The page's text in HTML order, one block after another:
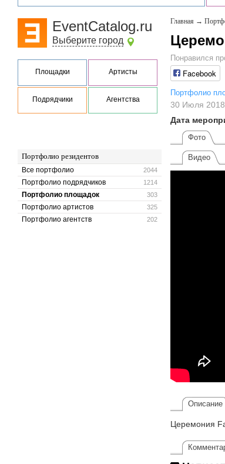
EventCatalog.ru
Выберите город
Площадки Артисты
Подрядчики Агентства
Портфолио резидентов
2044
Все портфолио
1214
Портфолио подрядчиков
303
Портфолио площадок
325
Портфолио артистов
202
Портфолио агентств
Главная →
Понравился
Facebook
Портфолио
30 Июля 2018
Дата
Фото
Видео
Описание
Церемония